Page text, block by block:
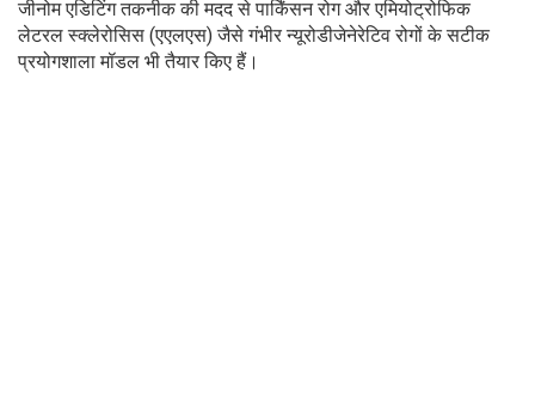
जीनोम एडिटिंग तकनीक की मदद से पार्किंसन रोग और एमियोट्रोफिक
लेटरल स्क्लेरोसिस (एएलएस) जैसे गंभीर न्यूरोडीजेनेरेटिव रोगों के सटीक
प्रयोगशाला मॉडल भी तैयार किए हैं।